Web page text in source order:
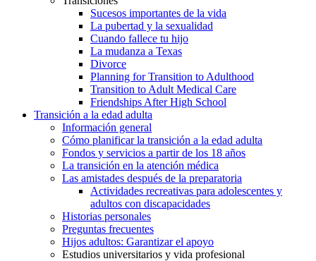
Sucesos importantes de la vida
La pubertad y la sexualidad
Cuando fallece tu hijo
La mudanza a Texas
Divorce
Planning for Transition to Adulthood
Transition to Adult Medical Care
Friendships After High School
Transición a la edad adulta
Información general
Cómo planificar la transición a la edad adulta
Fondos y servicios a partir de los 18 años
La transición en la atención médica
Las amistades después de la preparatoria
Actividades recreativas para adolescentes y
adultos con discapacidades
Historias personales
Preguntas frecuentes
Hijos adultos: Garantizar el apoyo
Estudios universitarios y vida profesional